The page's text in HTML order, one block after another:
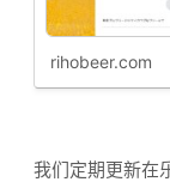
rihobeer.com
我们定期更新在